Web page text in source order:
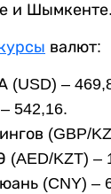
и Шымкенте.
валют:
–
542,16.
(GBP/
KZT) –
(CNY) –